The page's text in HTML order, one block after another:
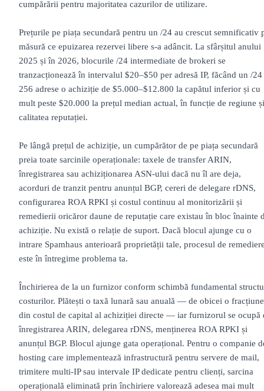
cumpărării pentru majoritatea cazurilor de utilizare.
Prețurile pe piața secundară pentru un /24 au crescut semnificativ
măsură ce epuizarea rezervei libere s-a adâncit. La sfârșitul anului
2025 și în 2026, blocurile /24 intermediate de brokeri se
tranzacționează în intervalul $20–$50 per adresă IP, făcând un /24
256 adrese o achiziție de $5.000–$12.800 la capătul inferior și cu
mult peste $20.000 la prețul median actual, în funcție de regiune și
calitatea reputației.
Pe lângă prețul de achiziție, un cumpărător de pe piața secundară
preia toate sarcinile operaționale: taxele de transfer ARIN,
înregistrarea sau achiziționarea ASN-ului dacă nu îl are deja,
acorduri de tranzit pentru anunțul BGP, cereri de delegare rDNS,
configurarea ROA RPKI și costul continuu al monitorizării și
remedierii oricăror daune de reputație care existau în bloc înainte
achiziție. Nu există o relație de suport. Dacă blocul ajunge cu o
intrare Spamhaus anterioară proprietății tale, procesul de
este în întregime problema ta.
Închirierea de la un furnizor conform schimbă fundamental
costurilor. Plătești o taxă lunară sau anuală — de obicei o fracțiune
din costul de capital al achiziției directe — iar furnizorul se ocupă
înregistrarea ARIN, delegarea rDNS, menținerea ROA RPKI și
anunțul BGP. Blocul ajunge gata operațional. Pentru o companie
hosting care implementează infrastructură pentru servere de mail,
trimitere multi-IP sau intervale IP dedicate pentru clienți, sarcina
operațională eliminată prin închiriere valorează adesea mai mult